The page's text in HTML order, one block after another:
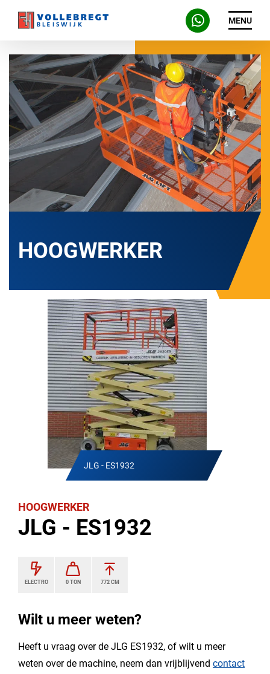
MENU
HOOGWERKER
JLG - ES1932
HOOGWERKER
JLG - ES1932
ELECTRO 0 TON 772 CM
Wilt u meer weten?
Heeft u vraag over de JLG ES1932, of wilt u meer
weten over de machine, neem dan vrijblijvend contact